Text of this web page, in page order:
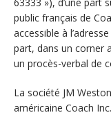
public français de
accessible à
part, dans un corner
un procès-verbal de
La société JM
américaine Coach